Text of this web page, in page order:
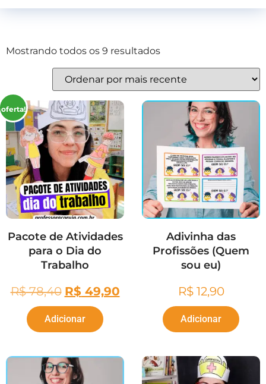
Mostrando todos os 9 resultados
oferta!
Pacote de Atividades
para o Dia do
Trabalho
R$78,40 R$49,90
Adicionar
Adivinha das
Profissões (Quem
sou eu)
R$12,90
Adicionar